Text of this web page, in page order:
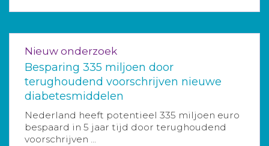
Nieuw onderzoek
Besparing 335 miljoen door
terughoudend voorschrijven nieuwe
diabetesmiddelen
Nederland heeft potentieel 335 miljoen euro
bespaard in 5 jaar tijd door terughoudend
voorschrijven ...